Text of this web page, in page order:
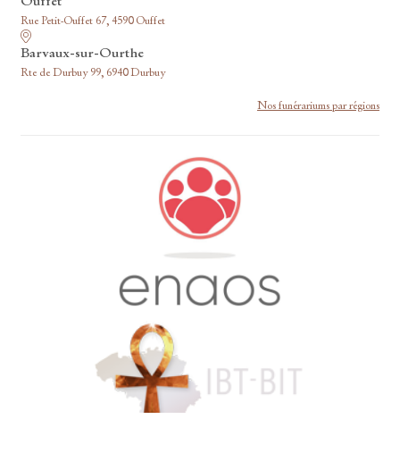
Rue Petit-Ouffet 67, 4590 Ouffet
Barvaux-sur-Ourthe
Rte de Durbuy 99, 6940 Durbuy
Nos funérariums par régions